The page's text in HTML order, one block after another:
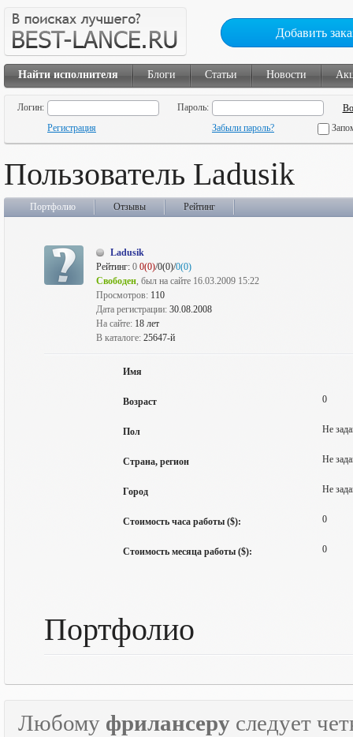
Добавить
Найти исполнителя Блоги Статьи Новости
Логин:
Пароль:
Регистрация
Забыли пароль?
Пользователь Ladusik
Портфолио Отзывы Рейтинг
Ladusik
Рейтинг: 0 0(0)/0(0)/0(0)
Свободен, был на сайте 16.03.2009 15:22
Просмотров: 110
Дата регистрации: 30.08.2008
На сайте: 18 лет
В каталоге: 25647-й
Имя
Возраст 0
Пол Не
Страна, регион Не
Город Не
Стоимость часа работы ($): 0
Стоимость месяца работы ($): 0
Портфолио
Любому фрилансеру следует